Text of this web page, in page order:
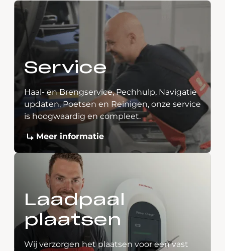
Service
Haal- en Brengservice, Pechhulp, Navigatie
updaten, Poetsen en Reinigen, onze service
is hoogwaardig en compleet.
Meer informatie
Laadpaal
plaatsen
Wij verzorgen het plaatsen voor een vast